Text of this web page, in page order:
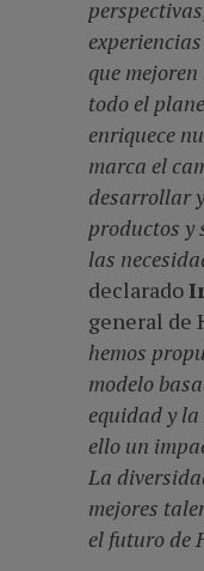
que
todo el
enriquece
marca el
desarrollar
productos y
las
declarado
general de
hemos
modelo
equidad y
ello un
La
mejores
el futuro de